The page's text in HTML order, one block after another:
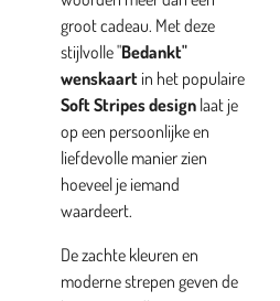
groot cadeau. Met deze
stijlvolle "Bedankt"
wenskaart in het populaire
Soft Stripes design laat je
op een persoonlijke en
liefdevolle manier zien
hoeveel je iemand
waardeert.
De zachte kleuren en
moderne strepen geven de